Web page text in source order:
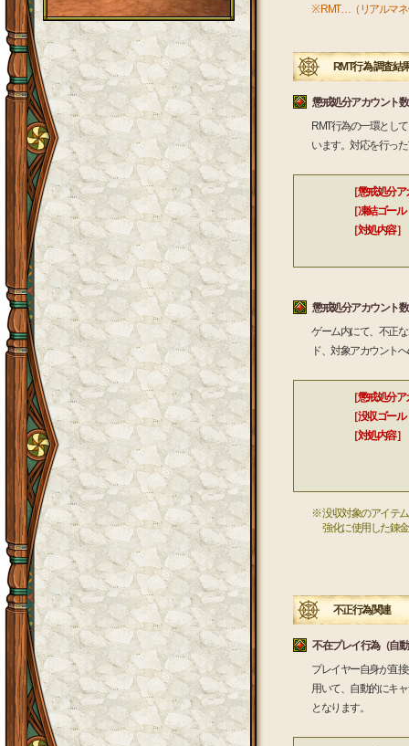
※ RMT…（リアルマネ
RMT行為 調査結
懲戒処分アカウント
RMT行為の一環とし
います。対応を行っ
［懲戒処分
［凍結ゴー
［対処内容］
懲戒処分アカウント
ゲーム内にて、不正
ド、対象アカウント
［懲戒処分
［没収ゴー
［対処内容］
※ 没収対象のアイテ
強化に使用した錬
不正行為関連
不在プレイ行為（自
プレイヤー自身が直
用いて、自動的にキ
となります。